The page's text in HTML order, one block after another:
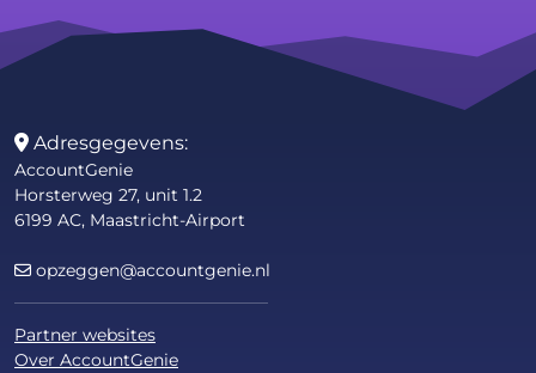
Adresgegevens:
AccountGenie
Horsterweg 27, unit 1.2
6199 AC, Maastricht-Airport
opzeggen@accountgenie.nl
Partner websites
Over AccountGenie